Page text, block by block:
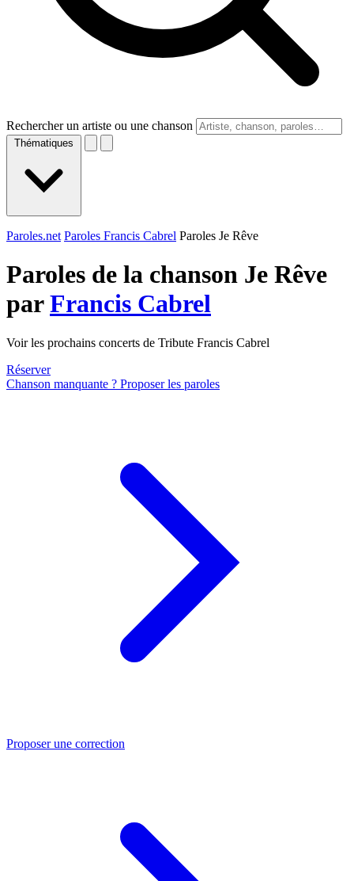
Rechercher un artiste ou une chanson
Thématiques
Paroles.net Paroles Francis Cabrel Paroles Je Rêve
Paroles de la chanson Je Rêve
parFrancis Cabrel
Voir les prochains concerts de Tribute Francis Cabrel
Réserver
Chanson manquante ? Proposer les paroles
Proposer une correction